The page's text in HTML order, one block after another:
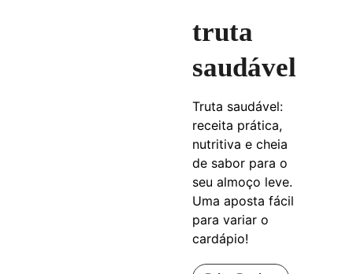
truta
saudável
Truta saudável:
receita prática,
nutritiva e cheia
de sabor para o
seu almoço leve.
Uma aposta fácil
para variar o
cardápio!